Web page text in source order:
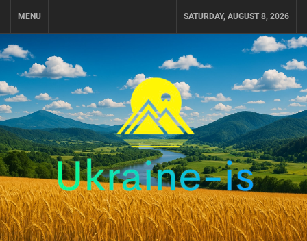
MENU SATURDAY, AUGUST 8, 2026
UKRAINE-IS
ПОДОРОЖI ПО УКРАЇНІ